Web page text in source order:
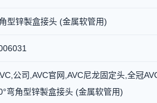
型锌製盒接头 (金属软管用)
公司,AVC官网,AVC尼龙固定头,全冠
弯角型锌製盒接头 (金属软管用)